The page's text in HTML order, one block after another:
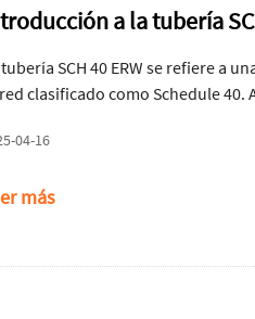
a la tubería
SCH 40 ERW se refiere a
clasificado como Schedule 40.
04-16
más